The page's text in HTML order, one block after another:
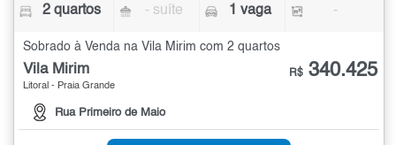
2 quartos - suíte 1 vaga -
Sobrado à Venda na Vila Mirim com 2 quartos
Vila Mirim
Litoral - Praia Grande
Rua Primeiro de Maio
R$ 340.425